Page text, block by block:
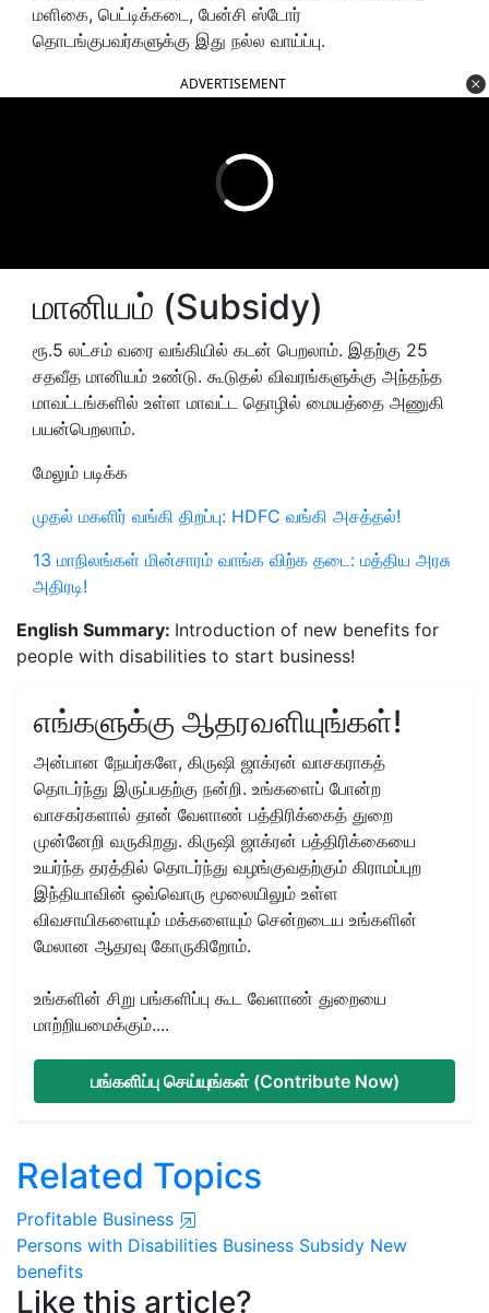
மளிகை, பெட்டிக்கடை, பேன்சி ஸ்டோர்
தொடங்குபவர்களுக்கு இது நல்ல வாய்ப்பு.
ADVERTISEMENT
மானியம் (Subsidy)
ரூ.5 லட்சம் வரை வங்கியில் கடன் பெறலாம். இதற்கு 25
சதவீத மானியம் உண்டு. கூடுதல் விவரங்களுக்கு அந்தந்த
மாவட்டங்களில் உள்ள மாவட்ட தொழில் மையத்தை அணுகி
பயன்பெறலாம்.
மேலும் படிக்க
முதல் மகளிர் வங்கி திறப்பு: HDFC வங்கி அசத்தல்!
13 மாநிலங்கள் மின்சாரம் வாங்க விற்க தடை: மத்திய அரசு
அதிரடி!
English Summary: Introduction of new benefits for
people with disabilities to start business!
எங்களுக்கு ஆதரவளியுங்கள்!
அன்பான நேயர்களே, கிருஷி ஜாக்ரன் வாசகராகத்
தொடர்ந்து இருப்பதற்கு நன்றி. உங்களைப் போன்ற
வாசகர்களால் தான் வேளாண் பத்திரிக்கைத் துறை
முன்னேறி வருகிறது. கிருஷி ஜாக்ரன் பத்திரிக்கையை
உயர்ந்த தரத்தில் தொடர்ந்து வழங்குவதற்கும் கிராமப்புற
இந்தியாவின் ஒவ்வொரு மூலையிலும் உள்ள
விவசாயிகளையும் மக்களையும் சென்றடைய உங்களின்
மேலான ஆதரவு கோருகிறோம்.
உங்களின் சிறு பங்களிப்பு கூட வேளாண் துறையை
மாற்றியமைக்கும்....
பங்களிப்பு செய்யுங்கள் (Contribute Now)
Related Topics
Profitable Business
Persons with Disabilities Business Subsidy New
benefits
Like this article?